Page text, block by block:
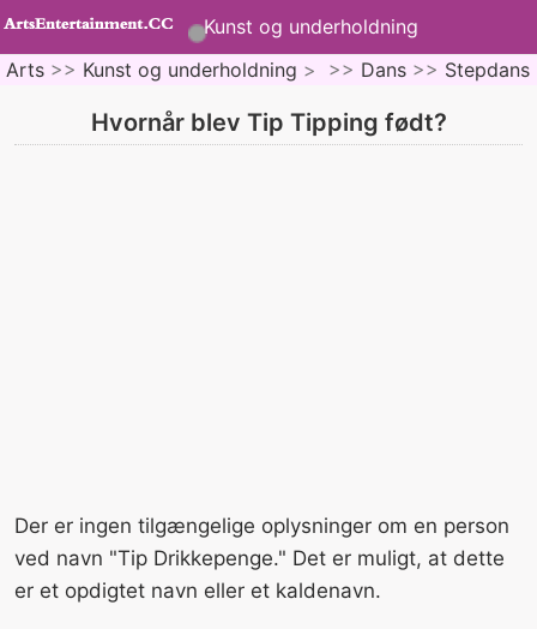
Kunst og underholdning
Arts >> Kunst og underholdning > >> Dans >> Stepdans
Hvornår blev Tip Tipping født?
Der er ingen tilgængelige oplysninger om en person
ved navn "Tip Drikkepenge." Det er muligt, at dette
er et opdigtet navn eller et kaldenavn.